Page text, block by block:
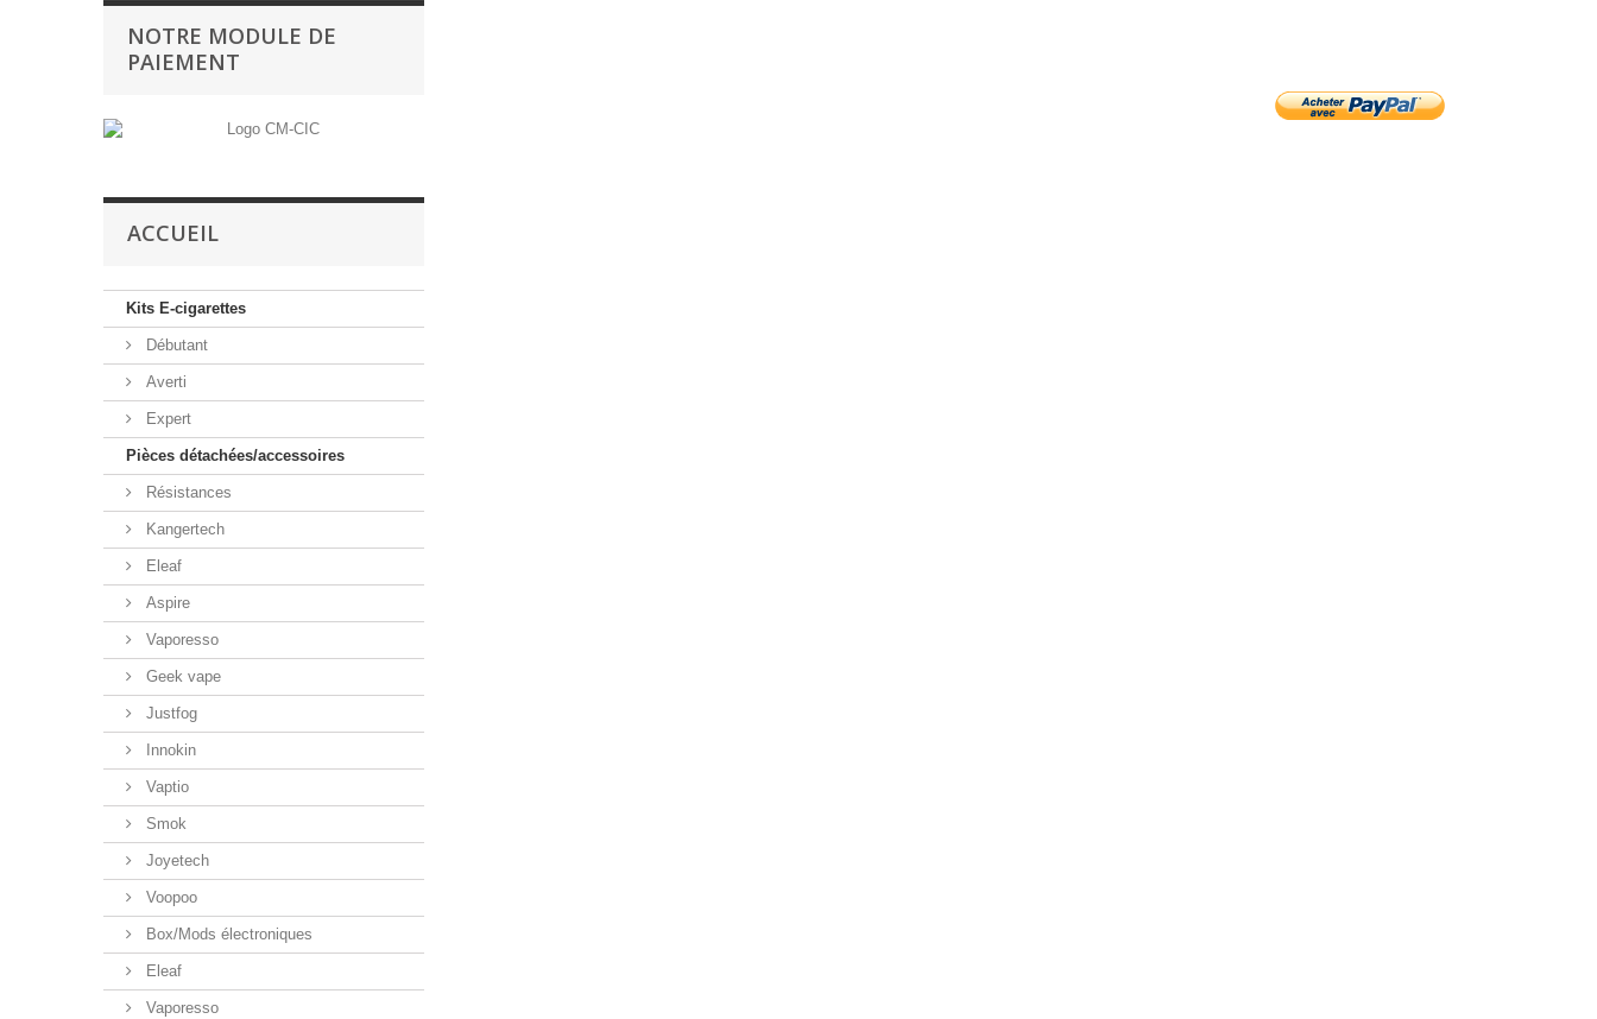
NOTRE MODULE DE
PAIEMENT
ACCUEIL
Kits E-cigarettes
Débutant
Averti
Expert
Pièces détachées/accessoires
Résistances
Kangertech
Eleaf
Aspire
Vaporesso
Geek vape
Justfog
Innokin
Vaptio
Smok
Joyetech
Voopoo
Box/Mods électroniques
Eleaf
Vaporesso